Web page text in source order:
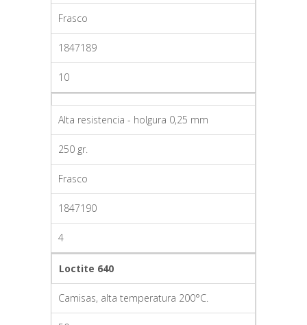
Frasco
1847189
10
Alta resistencia - holgura 0,25 mm
250 gr.
Frasco
1847190
4
Loctite 640
Camisas, alta temperatura 200°C.